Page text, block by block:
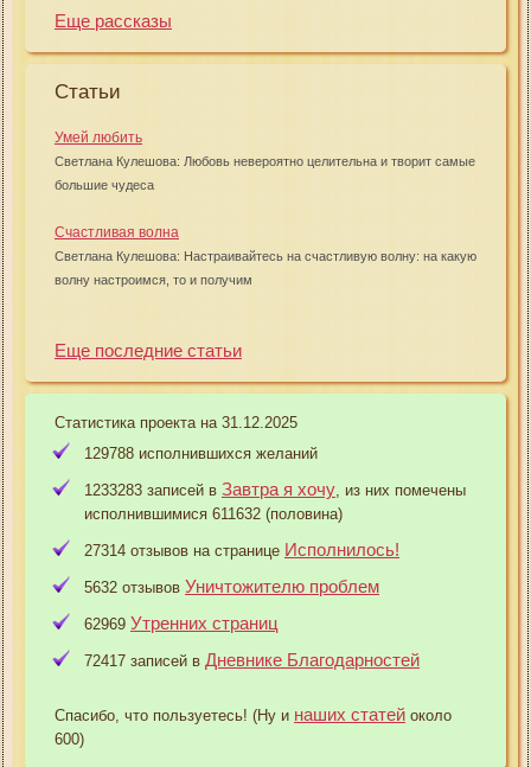
Еще рассказы
Статьи
Умей любить
Светлана Кулешова: Любовь невероятно целительна и творит самые
большие чудеса
Счастливая волна
Светлана Кулешова: Настраивайтесь на счастливую волну: на какую
волну настроимся, то и получим
Еще последние статьи
Статистика проекта на 31.12.2025
129788 исполнившихся желаний
1233283 записей в Завтра я хочу , из них помечены
исполнившимися 611632 (половина)
27314 отзывов на странице Исполнилось!
5632 отзывов Уничтожителю проблем
62969 Утренних страниц
72417 записей в Дневнике Благодарностей
Спасибо, что пользуетесь! (Ну и наших статей около
600)